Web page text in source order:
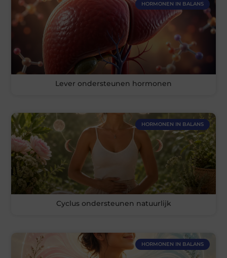
HORMONEN IN BALANS
Lever ondersteunen hormonen
HORMONEN IN BALANS
Cyclus ondersteunen natuurlijk
HORMONEN IN BALANS